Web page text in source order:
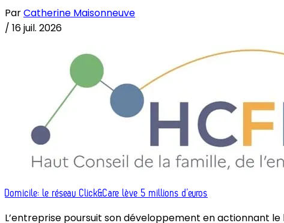
ParCatherine Maisonneuve
/ 16 juil. 2026
Domicile: le réseau Click&Care lève 5 millions d’euros
L’entreprise poursuit son développement en actionnant